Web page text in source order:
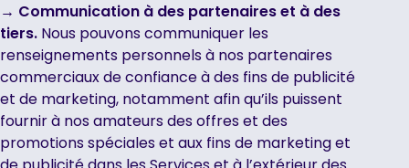
→ Communication à des partenaires et à des
tiers. Nous pouvons communiquer les
renseignements personnels à nos partenaires
commerciaux de confiance à des fins de publicité
et de marketing, notamment afin qu’ils puissent
fournir à nos amateurs des offres et des
promotions spéciales et aux fins de marketing et